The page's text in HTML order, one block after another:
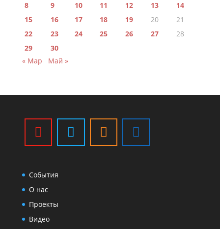
8
9 10 11 12 13
14
15
16 17 18 19 20
21
22
23 24 25 26 27
28
29
30
« Мар
Май »
События
О нас
Проекты
Видео